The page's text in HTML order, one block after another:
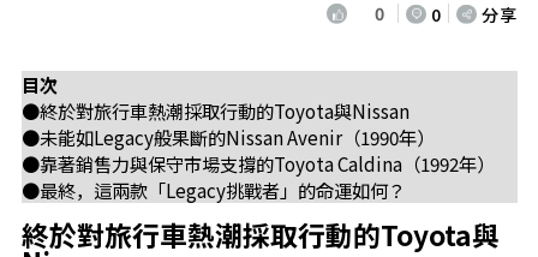
0 0 分享
目次
●終於對旅行車熱潮採取行動的Toyota與Nissan
●未能如Legacy般果斷的Nissan Avenir（1990年）
●靠著銷售力與保守市場支撐的Toyota Caldina（1992年）
●最終，這兩款「Legacy挑戰者」的命運如何？
終於對旅行車熱潮採取行動的Toyota與